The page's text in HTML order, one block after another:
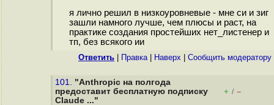
я лично решил в низкоуровневые - мне си и зиг
зашли намного лучше, чем плюсы и раст, на
практике создания простейших нет_листенер и
тп, без всякого ии
Ответить Правка| Наверх Cообщить модератору
101. "Anthropic на полгода
предоставит бесплатную подписку
Claude ..."
+ / –